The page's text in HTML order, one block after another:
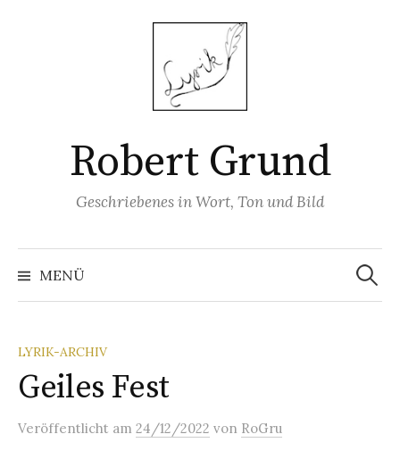
Robert Grund
Geschriebenes in Wort, Ton und Bild
MENÜ
Suchen
nach:
LYRIK-ARCHIV
Geiles Fest
Veröffentlicht am 24/12/2022 von RoGru